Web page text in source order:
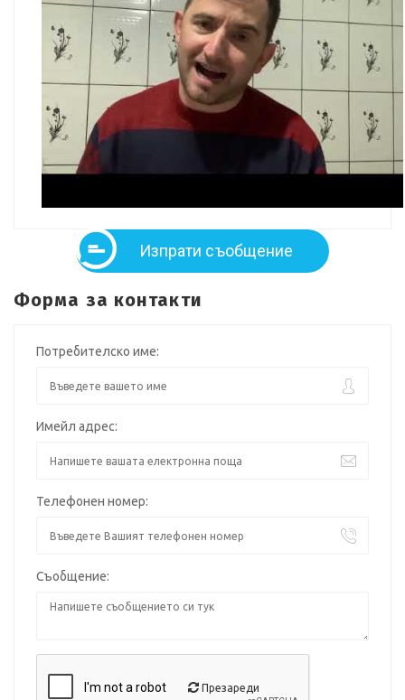
Изпрати съобщение
Форма за контакти
Потребителско име:
Имейл адрес:
Телефонен номер:
Съобщение:
Презареди